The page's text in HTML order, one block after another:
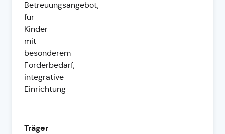
Betreuungsangebot,
für
Kinder
mit
besonderem
Förderbedarf,
integrative
Einrichtung
Träger